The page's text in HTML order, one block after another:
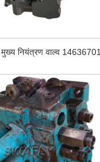
मुख्य नियंत्रण वाल्व 14636701